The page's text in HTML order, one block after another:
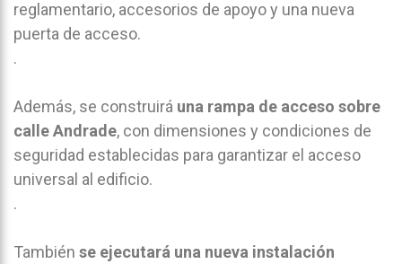
reglamentario, accesorios de apoyo y una nueva
puerta de acceso.
.
Además, se construirá una rampa de acceso sobre
calle Andrade, con dimensiones y condiciones de
seguridad establecidas para garantizar el acceso
universal al edificio.
.
También se ejecutará una nueva instalación